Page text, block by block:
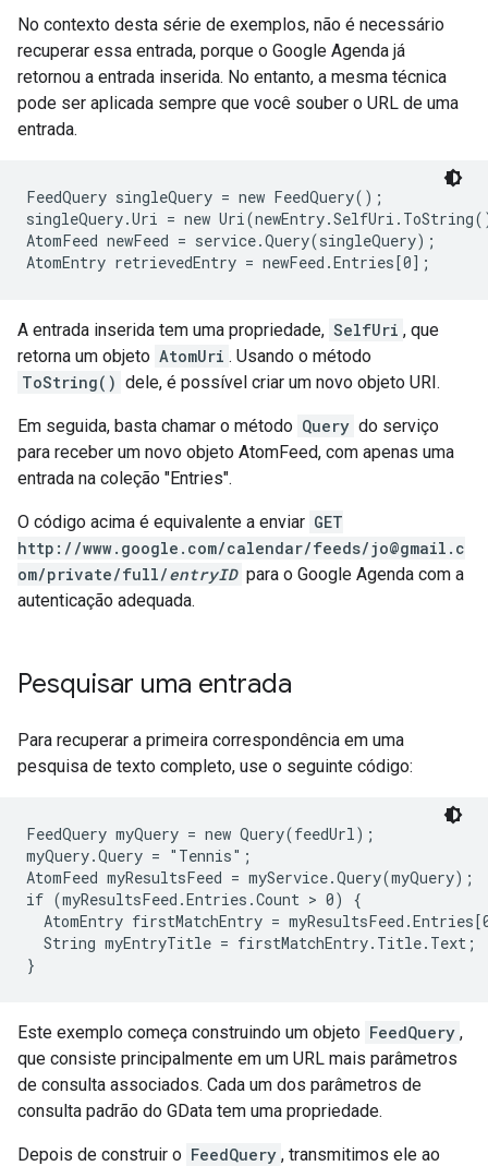
No contexto desta série de exemplos, não é necessário
recuperar essa entrada, porque o Google Agenda já
retornou a entrada inserida. No entanto, a mesma técnica
pode ser aplicada sempre que você souber o URL de uma
entrada.
FeedQuery singleQuery = new FeedQuery();
singleQuery.Uri = new
AtomFeed newFeed = service.Query(singleQuery);
AtomEntry retrievedEntry = newFeed.Entries[0];
A entrada inserida tem uma propriedade, SelfUri , que
retorna um objeto AtomUri . Usando o método
ToString() dele, é possível criar um novo objeto URI.
Em seguida, basta chamar o método Query do serviço
para receber um novo objeto AtomFeed, com apenas uma
entrada na coleção "Entries".
O código acima é equivalente a enviar GET
http://www.google.com/calendar/feeds/jo@gmail.c
om/private/full/entryID para o Google Agenda com a
autenticação adequada.
Pesquisar uma entrada
Para recuperar a primeira correspondência em uma
pesquisa de texto completo, use o seguinte código:
FeedQuery myQuery = new Query(feedUrl);
myQuery.Query = "Tennis";
AtomFeed myResultsFeed = myService.Query(myQuery);
if (myResultsFeed.Entries.Count > 0) {
AtomEntry firstMatchEntry =
  String myEntryTitle = firstMatchEntry.Title.Text;
}
Este exemplo começa construindo um objeto FeedQuery ,
que consiste principalmente em um URL mais parâmetros
de consulta associados. Cada um dos parâmetros de
consulta padrão do GData tem uma propriedade.
Depois de construir o FeedQuery , transmitimos ele ao